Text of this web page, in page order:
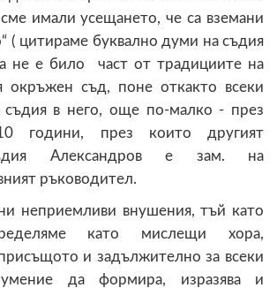
имали усещането, че са вземани
( цитираме буквално думи на съдия
не е било част от традициите на
окръжен съд, поне откакто всеки
в него, още по-малко - през
години, през които другият
Александров е зам. на
ръководител.
неприемливи внушения, тъй като
като мислещи хора,
и задължително за всеки
да формира, изразява и